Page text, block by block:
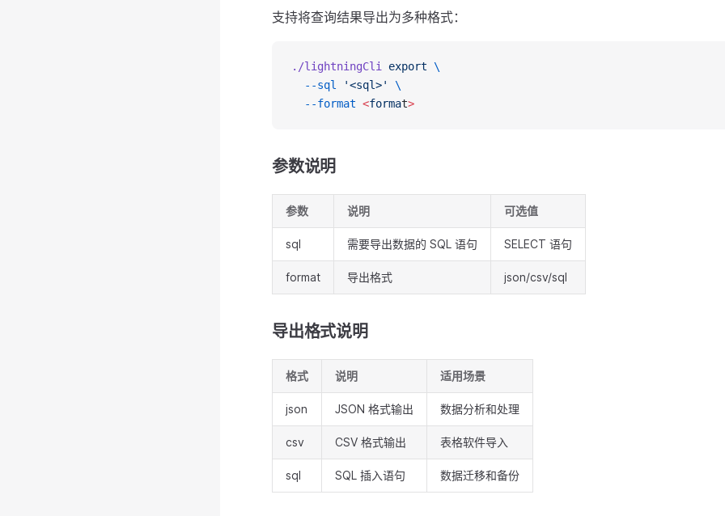
支持将查询结果导出为多种格式：
./lightningCli export \
  --sql
'<sql>'
\
  --format
<format>
参数说明
参数 说明 可选值
sql 需要导出数据的 SQL 语句 SELECT 语句
format 导出格式 json/csv/sql
导出格式说明
格式 说明 适用场景
json JSON 格式输出 数据分析和处理
csv CSV 格式输出 表格软件导入
sql SQL 插入语句 数据迁移和备份